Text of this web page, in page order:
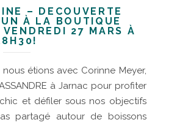
– DÉCOUVERTE
À LA BOUTIQUE
27 MARS À
étions avec Corinne Meyer,
à Jarnac pour profiter
et défiler sous nos objectifs
partagé autour de boissons